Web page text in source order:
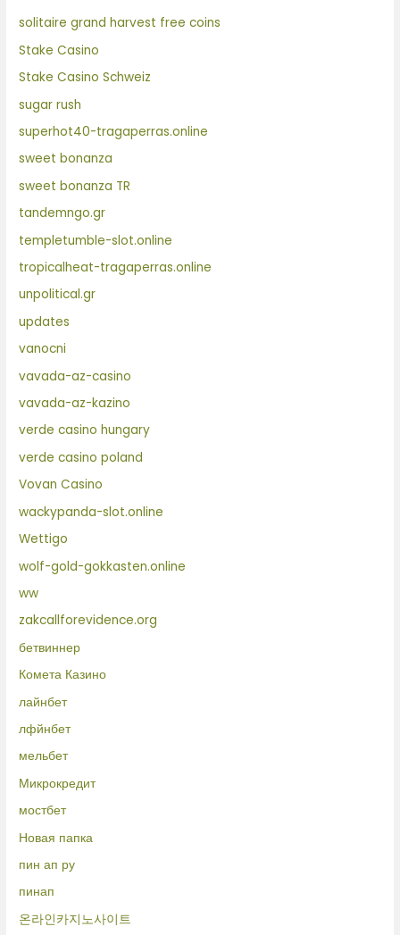
solitaire grand harvest free coins
Stake Casino
Stake Casino Schweiz
sugar rush
superhot40-tragaperras.online
sweet bonanza
sweet bonanza TR
tandemngo.gr
templetumble-slot.online
tropicalheat-tragaperras.online
unpolitical.gr
updates
vanocni
vavada-az-casino
vavada-az-kazino
verde casino hungary
verde casino poland
Vovan Casino
wackypanda-slot.online
Wettigo
wolf-gold-gokkasten.online
ww
zakcallforevidence.org
бетвиннер
Комета Казино
лайнбет
лфйнбет
мельбет
Микрокредит
мостбет
Новая папка
пин ап ру
пинап
온라인카지노사이트